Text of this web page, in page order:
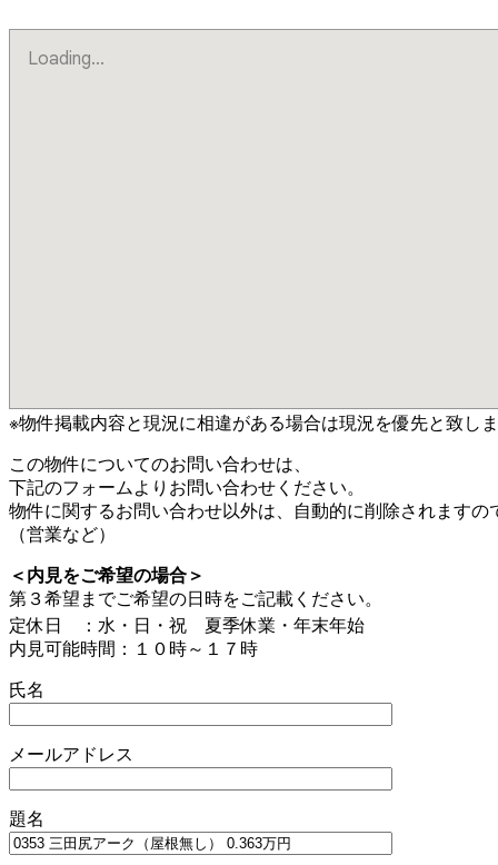
Loading...
※物件掲載内容と現況に相違がある場合は現況を優先と致しま
この物件についてのお問い合わせは、
下記のフォームよりお問い合わせください。
物件に関するお問い合わせ以外は、自動的に削除されますの
（営業など）
＜内見をご希望の場合＞
第３希望までご希望の日時をご記載ください。
定休日 ：水・日・祝 夏季休業・年末年始
内見可能時間：１０時～１７時
氏名
メールアドレス
題名